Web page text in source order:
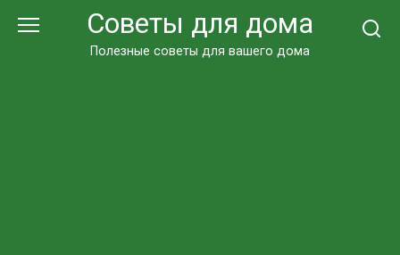
Советы для дома
Полезные советы для вашего дома